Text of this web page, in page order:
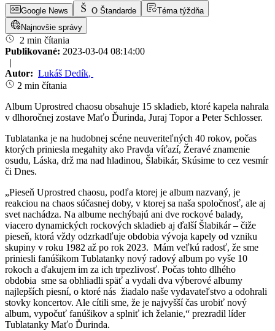
Google News O Štandarde
Téma týždňa
Najnovšie správy
2 min čítania
Publikované: 2023-03-04 08:14:00
|
Autor: Lukáš Dedík,
2 min čítania
Album Uprostred chaosu obsahuje 15 skladieb, ktoré kapela nahrala
v dlhoročnej zostave Maťo Ďurinda, Juraj Topor a Peter Schlosser.
Tublatanka je na hudobnej scéne neuveriteľných 40 rokov, počas
ktorých priniesla megahity ako Pravda víťazí, Žeravé znamenie
osudu, Láska, drž ma nad hladinou, Šlabikár, Skúsime to cez vesmír
či Dnes.
„Pieseň Uprostred chaosu, podľa ktorej je album nazvaný, je
reakciou na chaos súčasnej doby, v ktorej sa naša spoločnosť, ale aj
svet nachádza. Na albume nechýbajú ani dve rockové balady,
viacero dynamických rockových skladieb aj ďalší Šlabikár – čiže
pieseň, ktorá vždy odzrkadľuje obdobia vývoja kapely od vzniku
skupiny v roku 1982 až po rok 2023. Mám veľkú radosť, že sme
priniesli fanúšikom Tublatanky nový radový album po vyše 10
rokoch a ďakujem im za ich trpezlivosť. Počas tohto dlhého
obdobia sme sa obhliadli späť a vydali dva výberové albumy
najlepších piesní, o ktoré nás žiadalo naše vydavateľstvo a odohrali
stovky koncertov. Ale cítili sme, že je najvyšší čas urobiť nový
album, vypočuť fanúšikov a splniť ich želanie,“ prezradil líder
Tublatanky Maťo Ďurinda.